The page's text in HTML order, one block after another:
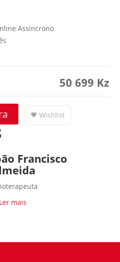
Assíncrono
50 699 Kz
Wishlist
Francisco
Ler mais